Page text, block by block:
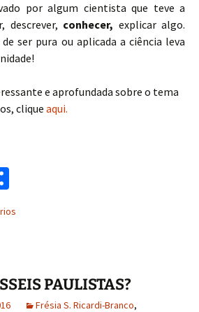
por algum cientista que teve a
descrever, conhecer, explicar algo.
ser pura ou aplicada a ciência leva
e aprofundada sobre o tema
clique aqui.
ar
PAULISTAS?
Frésia S. Ricardi-Branco,